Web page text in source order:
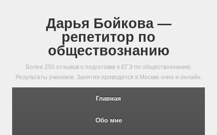
Дарья Бойкова —
репетитор по
обществознанию
Более 250 отзывов о подготовке к ЕГЭ по обществознанию.
Результаты учеников. Занятия проводятся в Москве очно и онлайн.
Главная
Обо мне